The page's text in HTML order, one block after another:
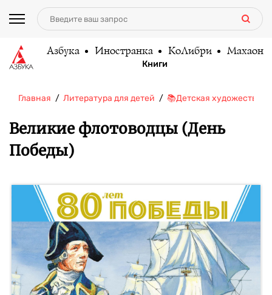
Азбука Иностранка КоЛибри Махаон
Книги
Главная Литература для детей 📚Детская
Великие флотоводцы (День
Победы)